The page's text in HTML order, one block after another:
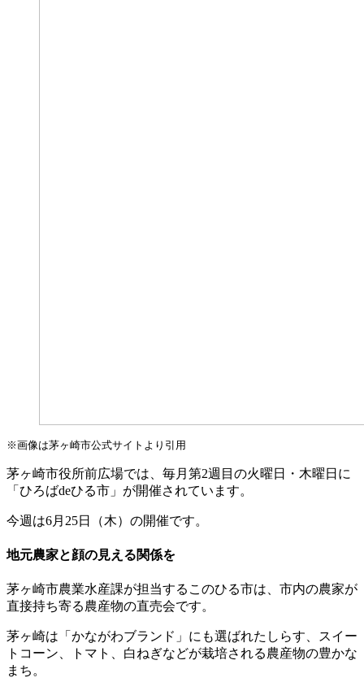
※画像は茅ヶ崎市公式サイトより引用
茅ヶ崎市役所前広場では、毎月第2週目の火曜日・木曜日に
「ひろばdeひる市」が開催されています。
今週は6月25日（木）の開催です。
地元農家と顔の見える関係を
茅ヶ崎市農業水産課が担当するこのひる市は、市内の農家が
直接持ち寄る農産物の直売会です。
茅ヶ崎は「かながわブランド」にも選ばれたしらす、スイー
トコーン、トマト、白ねぎなどが栽培される農産物の豊かな
まち。